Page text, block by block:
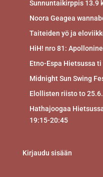
Sunnuntaikirppis 13.9
Noora Geagea
Taiteiden yö ja
HiH! nro 81:
Etno-Espa Hietsussa
Midnight Sun Swing
Elollisten riisto to
Hathajoogaa
19:15-20:45
Kirjaudu sisään